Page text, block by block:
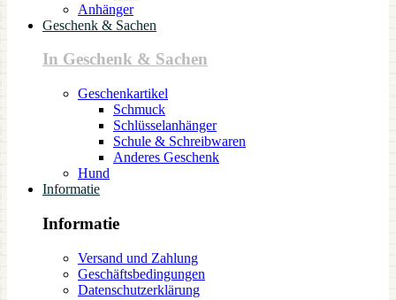
Anhänger
Geschenk & Sachen
In Geschenk & Sachen
Geschenkartikel
Schmuck
Schlüsselanhänger
Schule & Schreibwaren
Anderes Geschenk
Hund
Informatie
Informatie
Versand und Zahlung
Geschäftsbedingungen
Datenschutzerklärung